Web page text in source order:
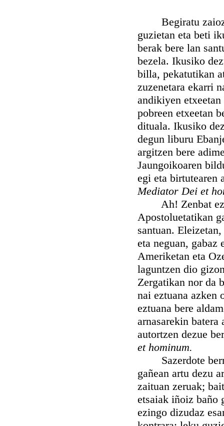
Begiratu
guzietan eta beti
berak bere lan
bezela. Ikusiko
billa, pekatutikan
zuzenetara ekarri
andikiyen
pobreen etxeetan
dituala. Ikusiko
degun liburu
argitzen bere
Jaungoikoaren
egi eta birtutearen
Mediator Dei et
Ah! Zenbat
Apostoluetatikan
santuan.
eta neguan, gabaz
Ameriketan eta
laguntzen dio
Zergatikan nor da
nai eztuana azken
eztuana bere
arnasarekin
autortzen dezue
et hominum.
Sazerdote
gañean artu dezu
zaituan zeruak;
etsaiak iñoiz baño
ezingo dizudaz